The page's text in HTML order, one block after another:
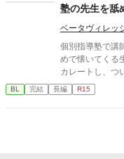
塾の先生を舐
ベータヴィレッ
個別指導塾で講
めで懐いてくる
カレートし、つ
BL 完結 長編 R15